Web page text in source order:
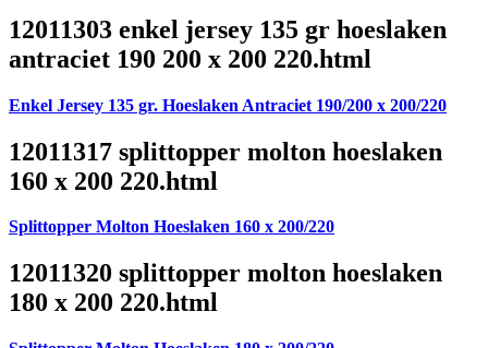
12011303 enkel jersey 135 gr hoeslaken
antraciet 190 200 x 200 220.html
Enkel Jersey 135 gr. Hoeslaken Antraciet 190/200 x 200/220
12011317 splittopper molton hoeslaken
160 x 200 220.html
Splittopper Molton Hoeslaken 160 x 200/220
12011320 splittopper molton hoeslaken
180 x 200 220.html